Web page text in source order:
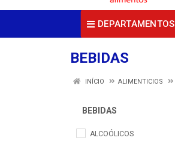
DEPARTAMENTOS
BEBIDAS
INÍCIO ALIMENTICIOS
BEBIDAS
ALCOÓLICOS